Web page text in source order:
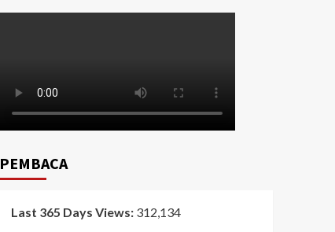
PEMBACA
Last 365 Days Views: 312,134